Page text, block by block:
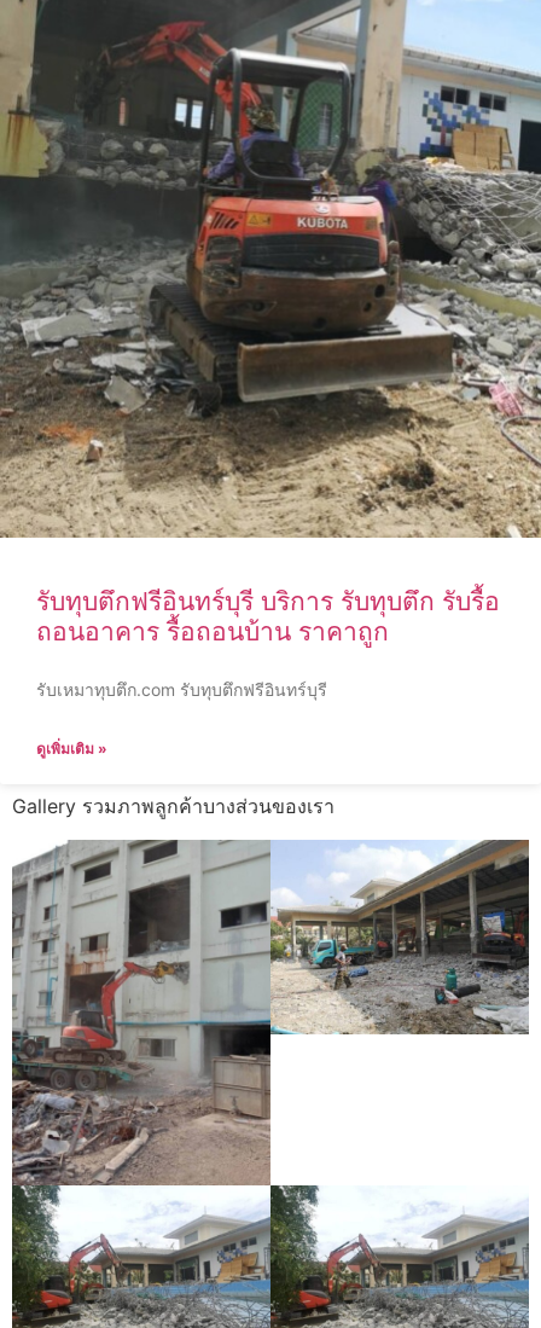
รับทุบตึกฟรีอินทร์บุรี บริการ รับทุบตึก รับรื้อ
ถอนอาคาร รื้อถอนบ้าน ราคาถูก
รับเหมาทุบตึก.com รับทุบตึกฟรีอินทร์บุรี
ดูเพิ่มเติม »
Gallery รวมภาพลูกค้าบางส่วนของเรา